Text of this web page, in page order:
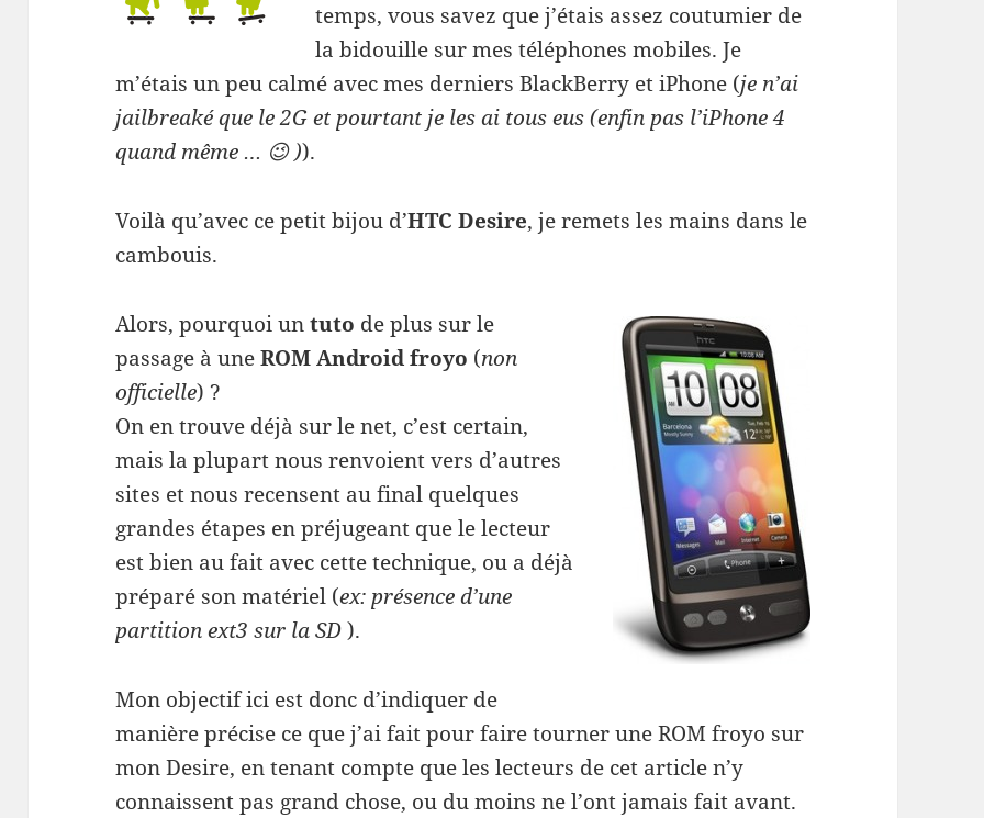
temps, vous savez que j’étais assez coutumier de
la bidouille sur mes téléphones mobiles. Je
m’étais un peu calmé avec mes derniers BlackBerry et iPhone (je n’ai
jailbreaké que le 2G et pourtant je les ai tous eus (enfin pas l’iPhone 4
quand même … 😉 )).
Voilà qu’avec ce petit bijou d’HTC Desire, je remets les mains dans le
cambouis.
Alors, pourquoi untuto de plus sur le
passage à uneROM Android froyo (non
officielle) ?
On en trouve déjà sur le net, c’est certain,
mais la plupart nous renvoient vers d’autres
sites et nous recensent au final quelques
grandes étapes en préjugeant que le lecteur
est bien au fait avec cette technique, ou a déjà
préparé son matériel (ex: présence d’une
partition ext3 sur la SD).
Mon objectif ici est donc d’indiquer de
manière précise ce que j’ai fait pour faire tourner une ROM froyo sur
mon Desire, en tenant compte que les lecteurs de cet article n’y
connaissent pas grand chose, ou du moins ne l’ont jamais fait avant.